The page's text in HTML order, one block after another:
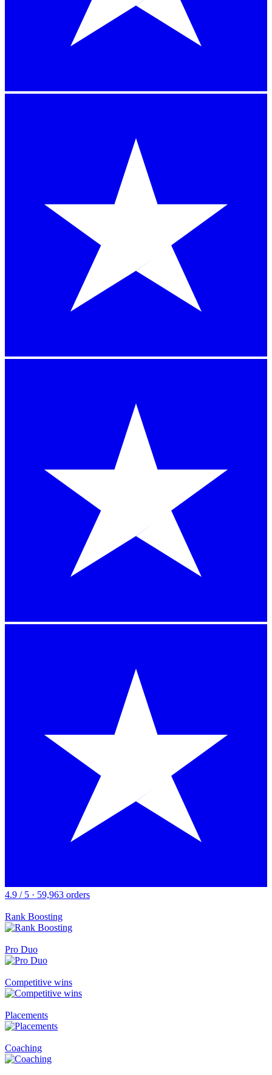
4.9 / 5 · 59,963 orders
Rank Boosting
Pro Duo
Competitive wins
Placements
Coaching